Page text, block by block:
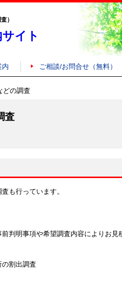
）
イト
内 ご相談/お問合せ（無料）
どの調査
査
も行っています。
判明事項や希望調査内容によりお見
の割出調査